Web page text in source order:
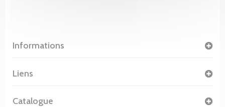
Informations
Liens
Catalogue